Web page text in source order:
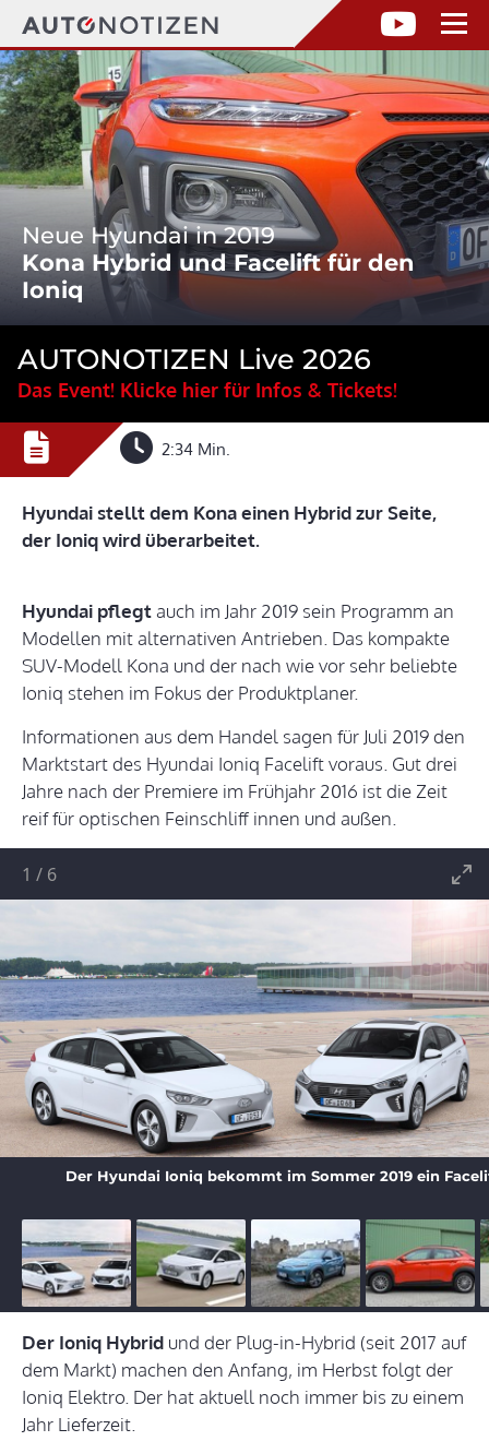
Neue Hyundai in 2019
Kona Hybrid und Facelift für den
Ioniq
AUTONOTIZEN Live 2026
Das Event! Klicke hier für Infos & Tickets!
2:34 Min.
Hyundai stellt dem Kona einen Hybrid zur Seite,
der Ioniq wird überarbeitet.
Hyundai pflegtauch im Jahr 2019 sein Programm an
Modellen mit alternativen Antrieben. Das kompakte
SUV-Modell Kona und der nach wie vor sehr beliebte
Ioniq stehen im Fokus der Produktplaner.
Informationen aus dem Handel sagen für Juli 2019 den
Marktstart des Hyundai Ioniq Facelift voraus. Gut drei
Jahre nach der Premiere im Frühjahr 2016 ist die Zeit
reif für optischen Feinschliff innen und außen.
Der Hyundai Ioniq bekommt im Sommer 2019 ein
1 / 6
Der Ioniq Hybrid und der Plug-in-Hybrid (seit 2017 auf
dem Markt) machen den Anfang, im Herbst folgt der
Ioniq Elektro. Der hat aktuell noch immer bis zu einem
Jahr Lieferzeit.